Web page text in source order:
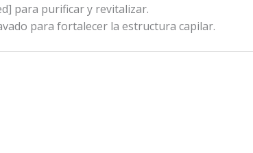
para purificar y revitalizar.
para fortalecer la estructura capilar.